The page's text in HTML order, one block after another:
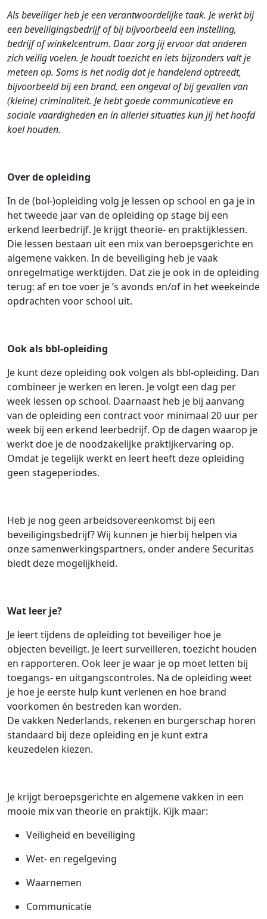
Als beveiliger heb je een verantwoordelijke taak. Je werkt bij
een beveiligingsbedrijf of bij bijvoorbeeld een instelling,
bedrijf of winkelcentrum. Daar zorg jij ervoor dat anderen
zich veilig voelen. Je houdt toezicht en iets bijzonders valt je
meteen op. Soms is het nodig dat je handelend optreedt,
bijvoorbeeld bij een brand, een ongeval of bij gevallen van
(kleine) criminaliteit. Je hebt goede communicatieve en
sociale vaardigheden en in allerlei situaties kun jij het hoofd
koel houden.
Over de opleiding
In de (bol-)opleiding volg je lessen op school en ga je in
het tweede jaar van de opleiding op stage bij een
erkend leerbedrijf. Je krijgt theorie- en praktijklessen.
Die lessen bestaan uit een mix van beroepsgerichte en
algemene vakken. In de beveiliging heb je vaak
onregelmatige werktijden. Dat zie je ook in de opleiding
terug: af en toe voer je ’s avonds en/of in het weekeinde
opdrachten voor school uit.
Ook als bbl-opleiding
Je kunt deze opleiding ook volgen als bbl-opleiding. Dan
combineer je werken en leren. Je volgt een dag per
week lessen op school. Daarnaast heb je bij aanvang
van de opleiding een contract voor minimaal 20 uur per
week bij een erkend leerbedrijf. Op de dagen waarop je
werkt doe je de noodzakelijke praktijkervaring op.
Omdat je tegelijk werkt en leert heeft deze opleiding
geen stageperiodes.
Heb je nog geen arbeidsovereenkomst bij een
beveiligingsbedrijf? Wij kunnen je hierbij helpen via
onze samenwerkingspartners, onder andere Securitas
biedt deze mogelijkheid.
Wat leer je?
Je leert tijdens de opleiding tot beveiliger hoe je
objecten beveiligt. Je leert surveilleren, toezicht houden
en rapporteren. Ook leer je waar je op moet letten bij
toegangs- en uitgangscontroles. Na de opleiding weet
je hoe je eerste hulp kunt verlenen en hoe brand
voorkomen én bestreden kan worden.
De vakken Nederlands, rekenen en burgerschap horen
standaard bij deze opleiding en je kunt extra
keuzedelen kiezen.
Je krijgt beroepsgerichte en algemene vakken in een
mooie mix van theorie en praktijk. Kijk maar:
Veiligheid en beveiliging
Wet- en regelgeving
Waarnemen
Communicatie